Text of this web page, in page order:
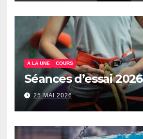
A LA UNE COURS
Séances d’essai 2026
25 MAI 2026